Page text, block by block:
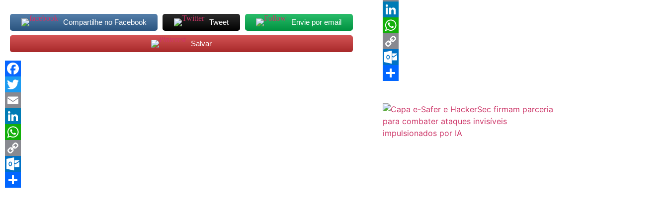
Compartilhe no Facebook Tweet Envie por email
Salvar
Facebook
Twitter
Email
LinkedIn
WhatsApp
Copy
Link
Outlook.com
Email
LinkedIn
WhatsApp
Copy
Link
Outlook.com